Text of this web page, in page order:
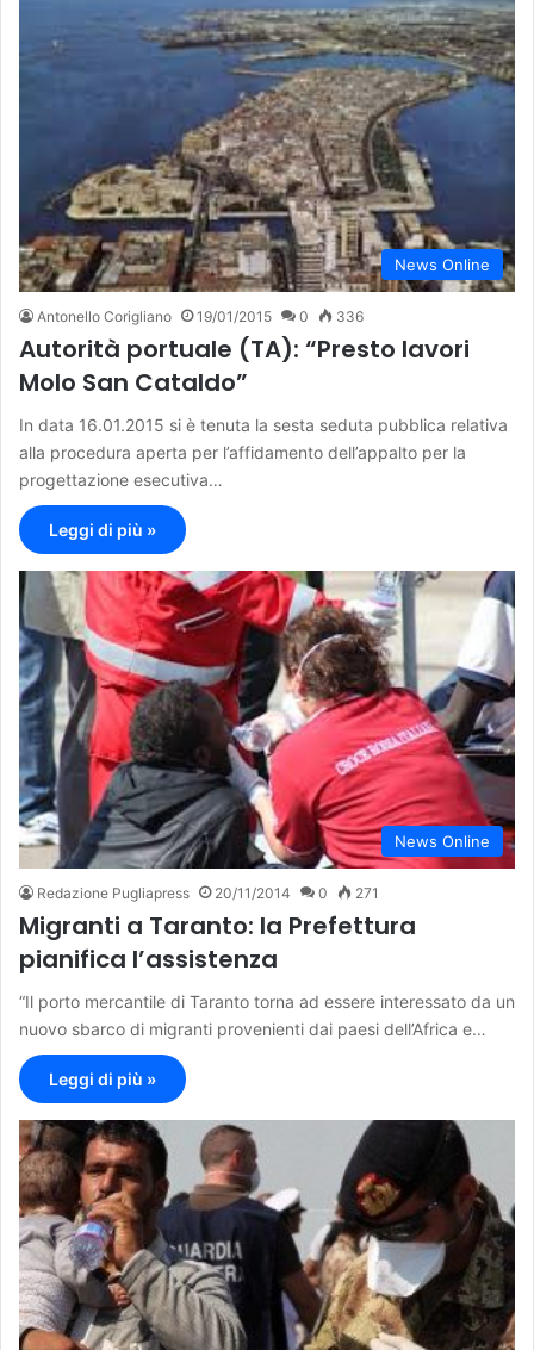
News Online
Antonello Corigliano 19/01/2015 0 336
Autorità portuale (TA): “Presto lavori
Molo San Cataldo”
In data 16.01.2015 si è tenuta la sesta seduta pubblica relativa
alla procedura aperta per l’affidamento dell’appalto per la
progettazione esecutiva…
Leggi di più »
News Online
Redazione Pugliapress 20/11/2014 0 271
Migranti a Taranto: la Prefettura
pianifica l’assistenza
“Il porto mercantile di Taranto torna ad essere interessato da un
nuovo sbarco di migranti provenienti dai paesi dell’Africa e…
Leggi di più »